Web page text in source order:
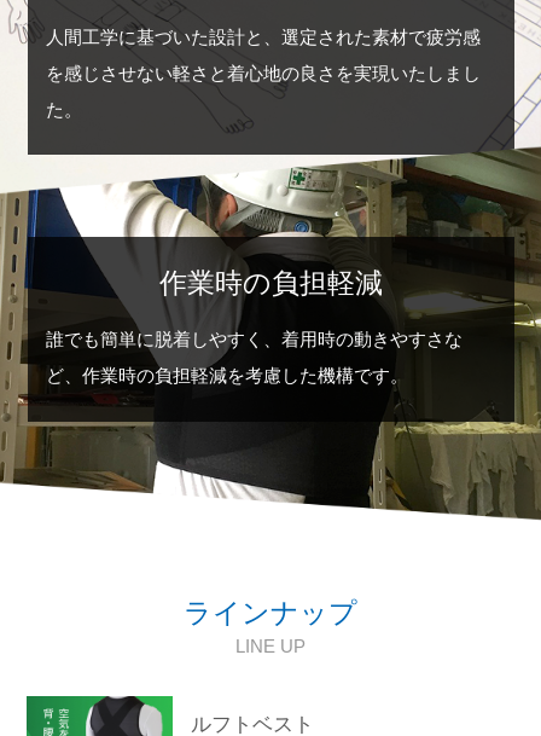
人間工学に基づいた設計と、選定された素材で疲労感
を感じさせない軽さと着心地の良さを実現いたしまし
た。
作業時の負担軽減
誰でも簡単に脱着しやすく、着用時の動きやすさな
ど、作業時の負担軽減を考慮した機構です。
ラインナップ
LINE UP
ルフトベスト